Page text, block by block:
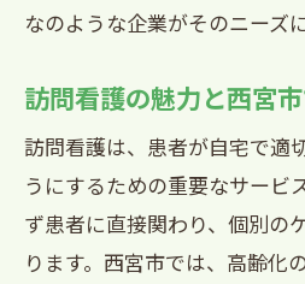
西宮市で訪問看護を
西宮市での訪問看護求人
成長の道
専門看護師としての
西宮市での訪問看護
格
なのような企業がそのニーズ
訪問看護の魅力と西宮
訪問看護は、患者が自宅で適
うにするための重要なサービ
ず患者に直接関わり、個別の
ります。西宮市では、高齢化